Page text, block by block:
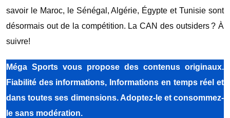
savoir le Maroc, le Sénégal, Algérie, Égypte et Tunisie sont
désormais out de la compétition. La CAN des outsiders ? À
suivre!
Méga Sports vous propose des contenus originaux.
Fiabilité des informations, Informations en temps réel et
dans toutes ses dimensions. Adoptez-le et consommez-
le sans modération.